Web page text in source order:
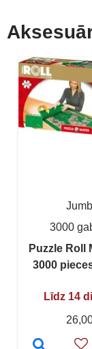
3000
Puzzle Roll
3000
Līdz 14